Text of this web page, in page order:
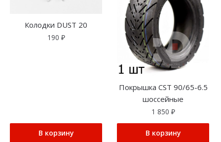
Колодки DUST 20
190 ₽
В корзину
Покрышка CST 90/65-6.5
шоссейные
1 850 ₽
В корзину